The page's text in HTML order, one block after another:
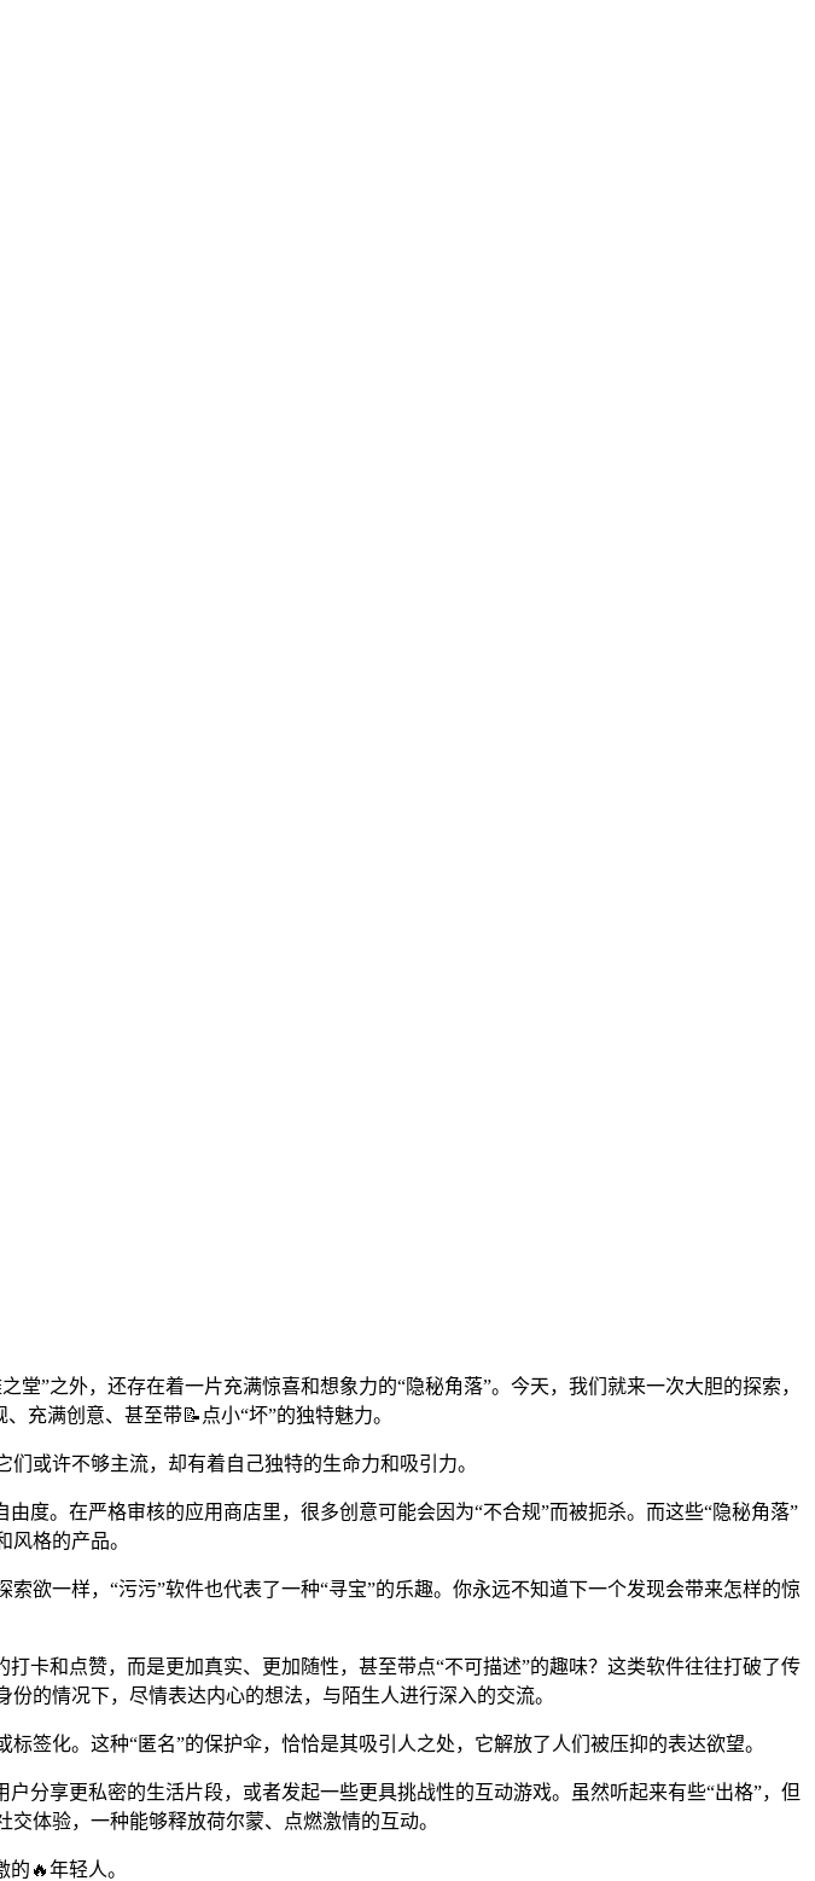
”之外，还存在着一片充满惊喜和想象力的“隐秘角落”。今天，我们就来一次大胆的探索，
充满创意、甚至带📝点小“坏”的独特魅力。
或许不够主流，却有着自己独特的生命力和吸引力。
度。在严格审核的应用商店里，很多创意可能会因为“不合规”而被扼杀。而这些“隐秘角落”
格的产品。
欲一样，“污污”软件也代表了一种“寻宝”的乐趣。你永远不知道下一个发现会带来怎样的惊
卡和点赞，而是更加真实、更加随性，甚至带点“不可描述”的趣味？这类软件往往打破了传
的情况下，尽情表达内心的想法，与陌生人进行深入的交流。
签化。这种“匿名”的保护伞，恰恰是其吸引人之处，它解放了人们被压抑的表达欲望。
分享更私密的生活片段，或者发起一些更具挑战性的互动游戏。虽然听起来有些“出格”，但
体验，一种能够释放荷尔蒙、点燃激情的互动。
🔥年轻人。